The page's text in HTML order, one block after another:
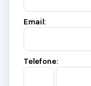
Email:
Telefone: